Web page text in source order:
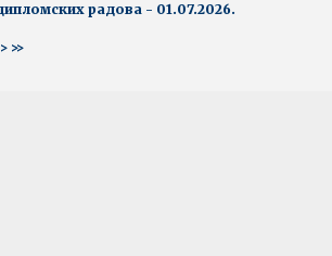
радова - 01.07.2026.
> >>